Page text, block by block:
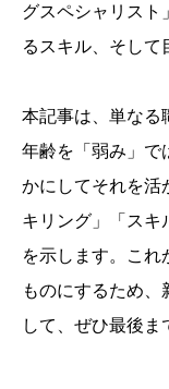
グスペシャリスト
るスキル、そして
本記事は、単なる
年齢を「弱み」で
かにしてそれを活
キリング」「スキ
を示します。これ
ものにするため、
して、ぜひ最後ま